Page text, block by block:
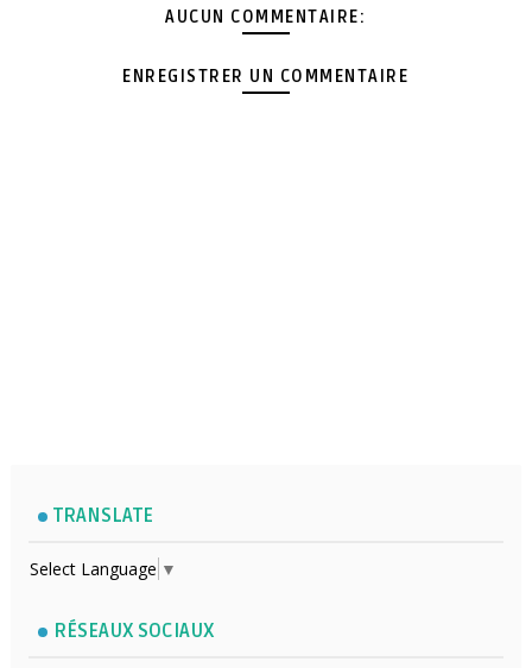
AUCUN COMMENTAIRE:
ENREGISTRER UN COMMENTAIRE
TRANSLATE
Select Language ▼
RÉSEAUX SOCIAUX